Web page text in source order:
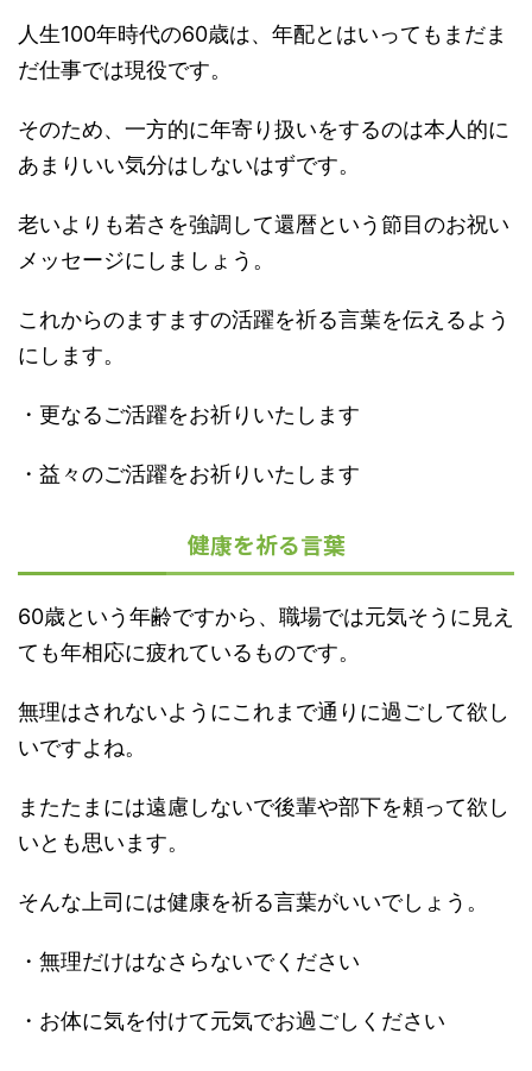
人生100年時代の60歳は、年配とはいってもまだま
だ仕事では現役です。
そのため、一方的に年寄り扱いをするのは本人的に
あまりいい気分はしないはずです。
老いよりも若さを強調して還暦という節目のお祝い
メッセージにしましょう。
これからのますますの活躍を祈る言葉を伝えるよう
にします。
・更なるご活躍をお祈りいたします
・益々のご活躍をお祈りいたします
健康を祈る言葉
60歳という年齢ですから、職場では元気そうに見え
ても年相応に疲れているものです。
無理はされないようにこれまで通りに過ごして欲し
いですよね。
またたまには遠慮しないで後輩や部下を頼って欲し
いとも思います。
そんな上司には健康を祈る言葉がいいでしょう。
・無理だけはなさらないでください
・お体に気を付けて元気でお過ごしください